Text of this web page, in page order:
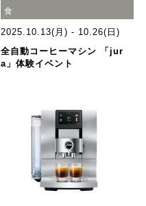
食
2025.10.13(月) - 10.26(日)
全自動コーヒーマシン 「jur
a」体験イベント